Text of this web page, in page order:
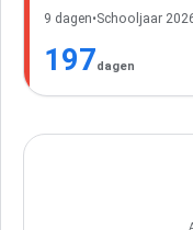
9 dagen•Schooljaar
197dagen